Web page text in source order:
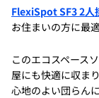
FlexiSpot SF3 2人
お住まいの方に最適
このエコスペース
屋にも快適に収ま
心地のよい団らん